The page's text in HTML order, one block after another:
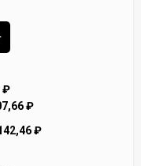
₽
₽
₽